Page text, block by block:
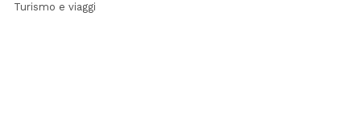
Turismo e viaggi